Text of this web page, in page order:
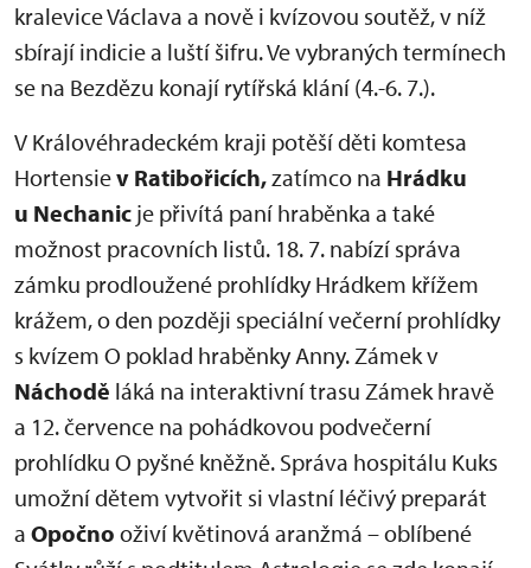
kralevice Václava a nově i kvízovou soutěž, v níž
sbírají indicie a luští šifru. Ve vybraných termínech
se na Bezdězu konají rytířská klání (4.-6. 7.).
V Královéhradeckém kraji potěší děti komtesa
Hortensiev Ratibořicích,zatímco na Hrádku
u Nechanic je přivítá paní hraběnka a také
možnost pracovních listů. 18. 7. nabízí správa
zámku prodloužené prohlídky Hrádkem křížem
krážem, o den později speciální večerní prohlídky
s kvízem O poklad hraběnky Anny. Zámek v
Náchodě láká na interaktivní trasu Zámek hravě
a 12. července na pohádkovou podvečerní
prohlídku O pyšné kněžně. Správa hospitálu Kuks
umožní dětem vytvořit si vlastní léčivý preparát
a Opočno oživí květinová aranžmá – oblíbené